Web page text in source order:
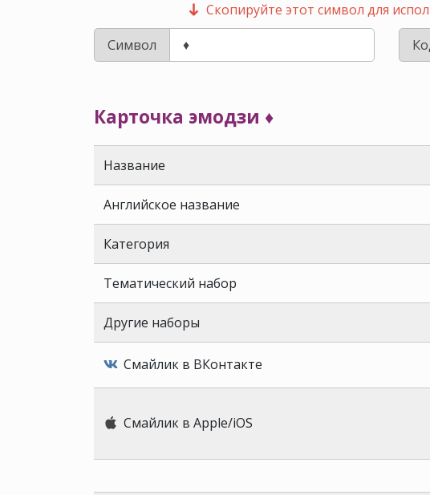
Скопируйте этот символ для
Символ
Карточка эмодзи ♦️
Название
Английское название
Категория
Тематический набор
Другие наборы
Смайлик в ВКонтакте
Смайлик в Apple/iOS